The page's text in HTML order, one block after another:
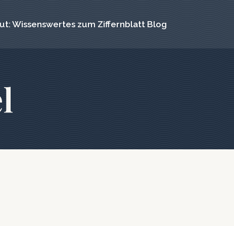
Wissenswertes zum Ziffernblatt Blog